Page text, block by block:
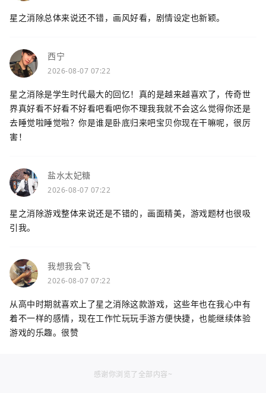
星之消除总体来说还不错，画风好看，剧情设定也新颖。
西宁
2026-08-07 07:22
星之消除是学生时代最大的回忆！真的是越来越喜欢了，传奇世
界真好看不好看不好看吧看吧你不理我我就不会这么觉得你还是
去睡觉啦睡觉啦？你是谁是卧底归来吧宝贝你现在干嘛呢，很厉
害！
盐水太妃糖
2026-08-07 07:22
星之消除游戏整体来说还是不错的，画面精美，游戏题材也很吸
引我。
我想我会飞
2026-08-07 07:22
从高中时期就喜欢上了星之消除这款游戏，这些年也在我心中有
着不一样的感情，现在工作忙玩玩手游方便快捷，也能继续体验
游戏的乐趣。很赞
感谢你浏览了全部内容~